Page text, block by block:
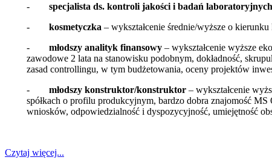
- specjalista ds. kontroli jakości i badań
- kosmetyczka – wykształcenie średnie/wyższe o
- młodszy analityk finansowy – wykształcenie wyższe
zawodowe 2 lata na stanowisku podobnym, dokładność,
zasad controllingu, w tym budżetowania, oceny projektów
- młodszy konstruktor/konstruktor – wykształcenie
spółkach o profilu produkcyjnym, bardzo dobra znajomość
wniosków, odpowiedzialność i dyspozycyjność, umiejętność
Czytaj więcej...